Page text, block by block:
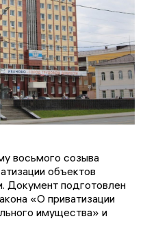
восьмого созыва
объектов
Документ подготовлен
«О приватизации
имущества» и